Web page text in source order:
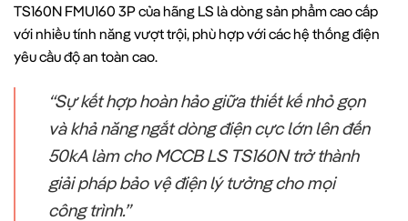
TS160N FMU160 3P của hãng LS là dòng sản phẩm cao cấp
với nhiều tính năng vượt trội, phù hợp với các hệ thống điện
yêu cầu độ an toàn cao.
“Sự kết hợp hoàn hảo giữa thiết kế nhỏ gọn
và khả năng ngắt dòng điện cực lớn lên đến
50kA làm cho MCCB LS TS160N trở thành
giải pháp bảo vệ điện lý tưởng cho mọi
công trình.”